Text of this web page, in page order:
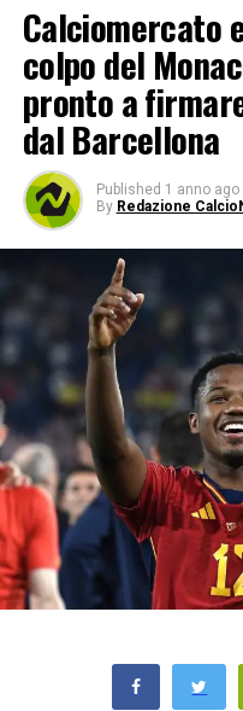
Calciomercato
colpo del
pronto a
dal Barcellona
Published 1 anno ago
By Redazione